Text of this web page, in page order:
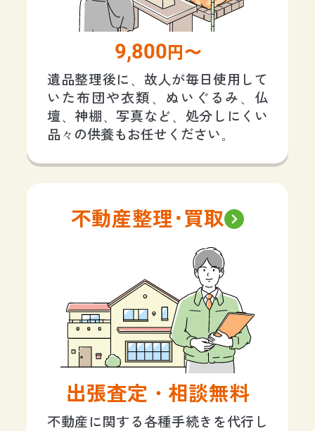
9,800 円〜
遺品整理後に、故人が毎日使用して
いた布団や衣類、ぬいぐるみ、仏
壇、神棚、写真など、処分しにくい
品々の供養もお任せください。
不動産整理･買取
出張査定・相談無料
不動産に関する各種手続きを代行し